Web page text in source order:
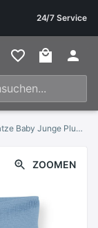
24/7 Service
Angemiel Baby In Träume Fliegen Katze Baby Junge Pluderhosen Pantalon Blau
ZOOMEN